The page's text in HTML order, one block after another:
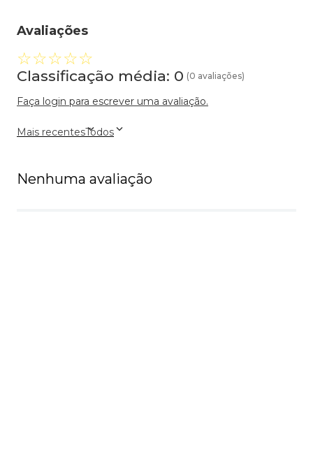
Avaliações
☆☆☆☆☆
Classificação média: 0 (0 avaliações)
Faça login para escrever uma avaliação.
Mais recentesTodos
Nenhuma avaliação